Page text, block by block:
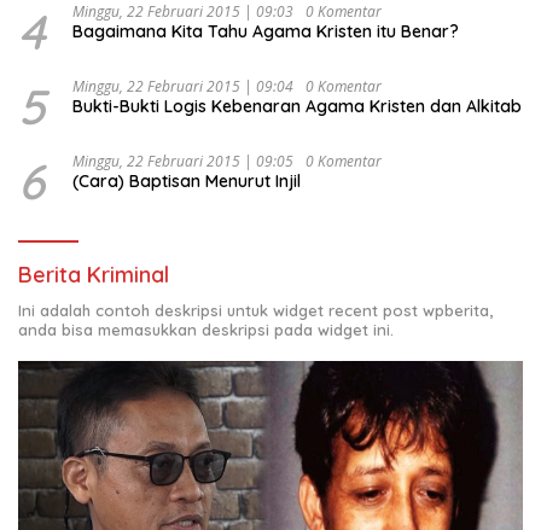
4 Minggu, 22 Februari 2015 | 09:03 0 Komentar
Bagaimana Kita Tahu Agama Kristen itu Benar?
5 Minggu, 22 Februari 2015 | 09:04 0 Komentar
Bukti-Bukti Logis Kebenaran Agama Kristen dan Alkitab
6 Minggu, 22 Februari 2015 | 09:05 0 Komentar
(Cara) Baptisan Menurut Injil
Berita Kriminal
Ini adalah contoh deskripsi untuk widget recent post wpberita,
anda bisa memasukkan deskripsi pada widget ini.